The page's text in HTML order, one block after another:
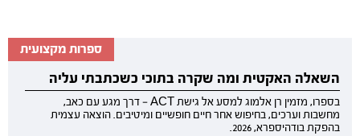
ספרות מקצועית
השאלה האקטית ומה שקרה בתוכי כשכתבתי עליה
בספרו, מזמין רן אלמוג למסע אל גישת ACT — דרך מגע עם כאב,
מחשבות וערכים, בחיפוש אחר חיים חופשיים ומיטיבים. הוצאה עצמית
בהפקת בודהיספרא, 2026.